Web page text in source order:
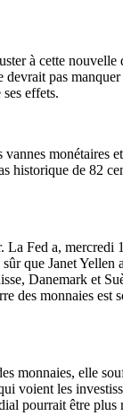
à cette
pas
effets.
monétaires
de 82
Fed a,
que Janet
Danemark et
des monnaies
monnaies, elle
voient les
pourrait être